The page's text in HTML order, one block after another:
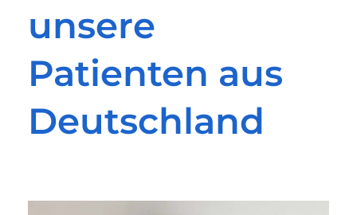
unsere
Patienten aus
Deutschland